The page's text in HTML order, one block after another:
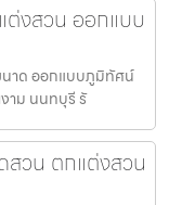
ต่งสวน ออกแบบ
นาด ออกแบบภูมิทัศน์
าม นนทบุรี รั
สวน ตกแต่งสวน